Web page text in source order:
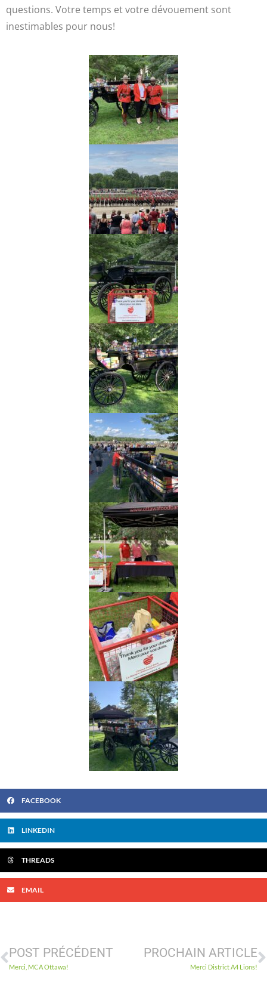
questions. Votre temps et votre dévouement sont
inestimables pour nous!
FACEBOOK
LINKEDIN
THREADS
EMAIL
POST PRÉCÉDENT
Merci, MCA Ottawa!
PROCHAIN ARTICLE
Merci District A4 Lions!